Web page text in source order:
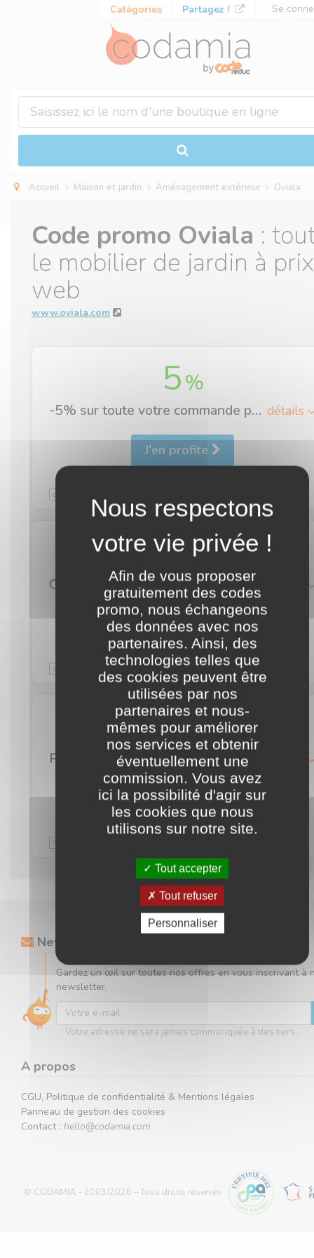
Catégories Partagez ! Se
Accueil Maison et jardin Aménagement extérieur Oviala
Code promo Oviala :
le mobilier de jardin à prix
web
www.oviala.com
5%
-5% sur toute votre commande pour les clients d'Oviala qui optent pour le retrait sur place détails
J'en profite
livraison gratuite
Oviala ce sont des promos toute l’année et la livraison à domicile offerte (hors Corse) !
J'en profite
Validité illimitée commentaire
livraison gratuite
J'en profite
Newsletter
Gardez un œil sur toutes nos offres en vous inscrivant à
newsletter.
Votre adresse ne sera jamais communiquée à des tiers.
A propos
CGU, Politique de confidentialité & Mentions légales
Panneau de gestion des cookies
Contact : hello@codamia.com
© CODAMIA – 2003/2026 – Tous droits réservés
Panneau de gestion des cookies
Afin de vous proposer
gratuitement des codes
promo, nous échangeons
des données avec nos
partenaires. Ainsi, des
technologies telles que
des cookies peuvent être
utilisées par nos
partenaires et nous-
mêmes pour améliorer
nos services et obtenir
éventuellement une
commission. Vous avez
ici la possibilité d'agir sur
les cookies que nous
utilisons sur notre site.
Tout accepter
Tout refuser
Personnaliser